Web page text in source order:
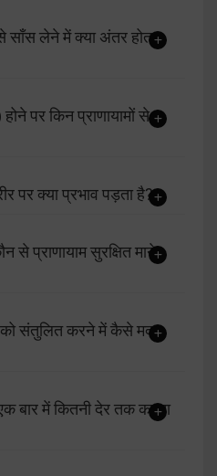
लेने में क्या अंतर होता
पर किन प्राणायामों से
पर क्या प्रभाव पड़ता है?
से प्राणायाम सुरक्षित माने
को संतुलित करने में कैसे मदद
बार में कितनी देर तक करना